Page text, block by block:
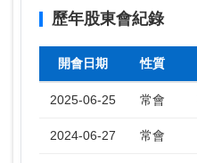
歷年股東會紀錄
開會日期 性質
2025-06-25 常會
2024-06-27 常會